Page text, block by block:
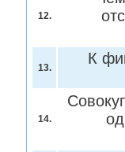
12.
13.
К
14.